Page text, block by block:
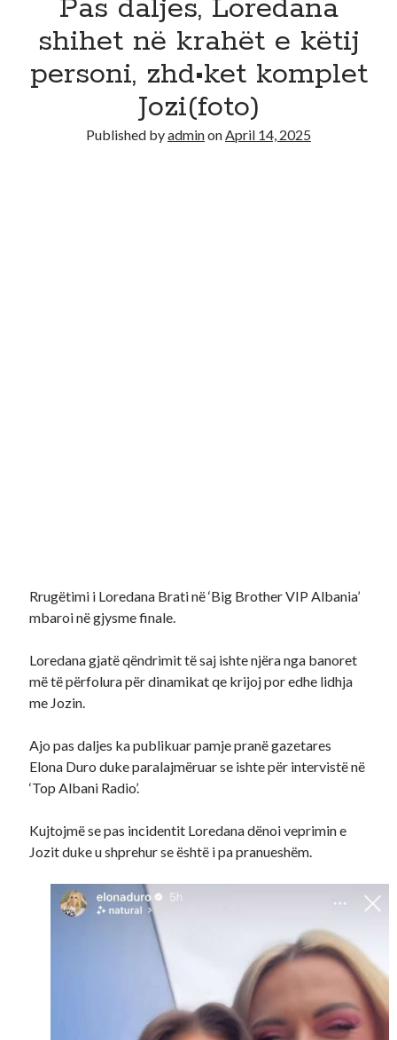
Pas daljes, Loredana
shihet në krahët e këtij
personi, zhd•ket komplet
Jozi(foto)
Published byadminonApril 14, 2025
Rrugëtimi i Loredana Brati në ‘Big Brother VIP Albania’
mbaroi në gjysme finale.
Loredana gjatë qëndrimit të saj ishte njëra nga banoret
më të përfolura për dinamikat qe krijoj por edhe lidhja
me Jozin.
Ajo pas daljes ka publikuar pamje pranë gazetares
Elona Duro duke paralajmëruar se ishte për intervistë në
‘Top Albani Radio’.
Kujtojmë se pas incidentit Loredana dënoi veprimin e
Jozit duke u shprehur se është i pa pranueshëm.